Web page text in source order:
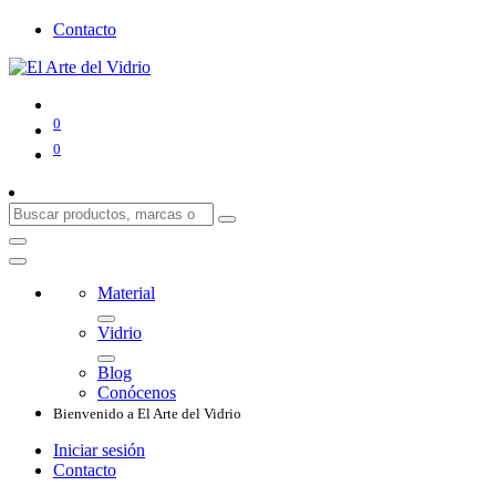
Contacto
0
0
Material
Vidrio
Blog
Conócenos
Bienvenido a El Arte del Vidrio
Iniciar sesión
Contacto